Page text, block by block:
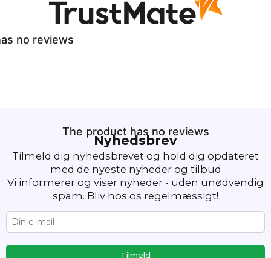
no reviews
The product has no reviews
Nyhedsbrev
Tilmeld dig nyhedsbrevet og hold dig opdateret
med de nyeste nyheder og tilbud
Vi informerer og viser nyheder - uden unødvendig
spam. Bliv hos os regelmæssigt!